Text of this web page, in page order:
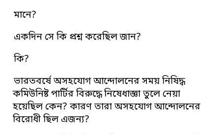
মানে?
একদিন সে কি প্রশ্ন করেছিল জান?
কি?
ভারতবর্ষে অসহযোগ আন্দোলনের সময় নিষিদ্ধ
কমিউনিষ্ট পার্টির বিরুদ্ধে নিষেধাজ্ঞা তুলে নেয়া
হয়েছিল কেন? কারণ তারা অসহযোগ আন্দোলনের
বিরোধী ছিল এজন্য?